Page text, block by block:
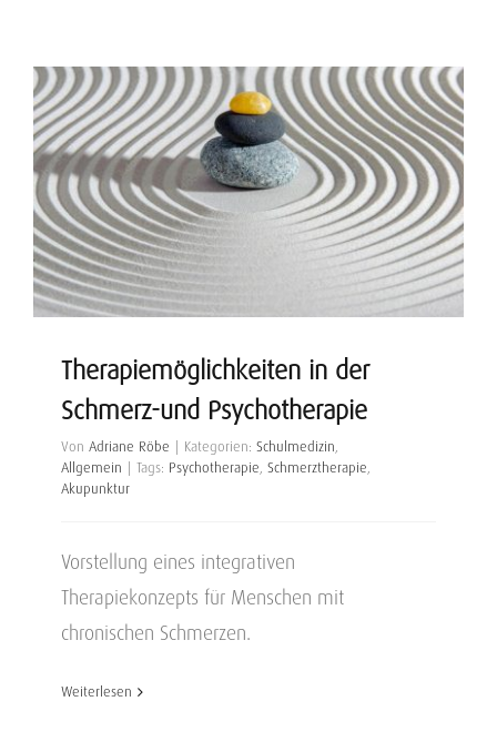
Therapiemöglichkeiten in der
Schmerz-und Psychotherapie
Von Adriane Röbe Kategorien: Schulmedizin,
Allgemein
Tags: Psychotherapie, Schmerztherapie,
Akupunktur
Vorstellung eines integrativen
Therapiekonzepts für Menschen mit
chronischen Schmerzen.
Weiterlesen